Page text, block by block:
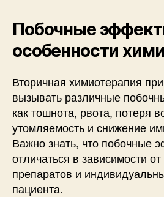
Побочные
особенности
Вторичная химиотерапия
вызывать различные
как тошнота, рвота, потеря
утомляемость и снижение
Важно знать, что побочные
отличаться в зависимости
препаратов и
пациента.